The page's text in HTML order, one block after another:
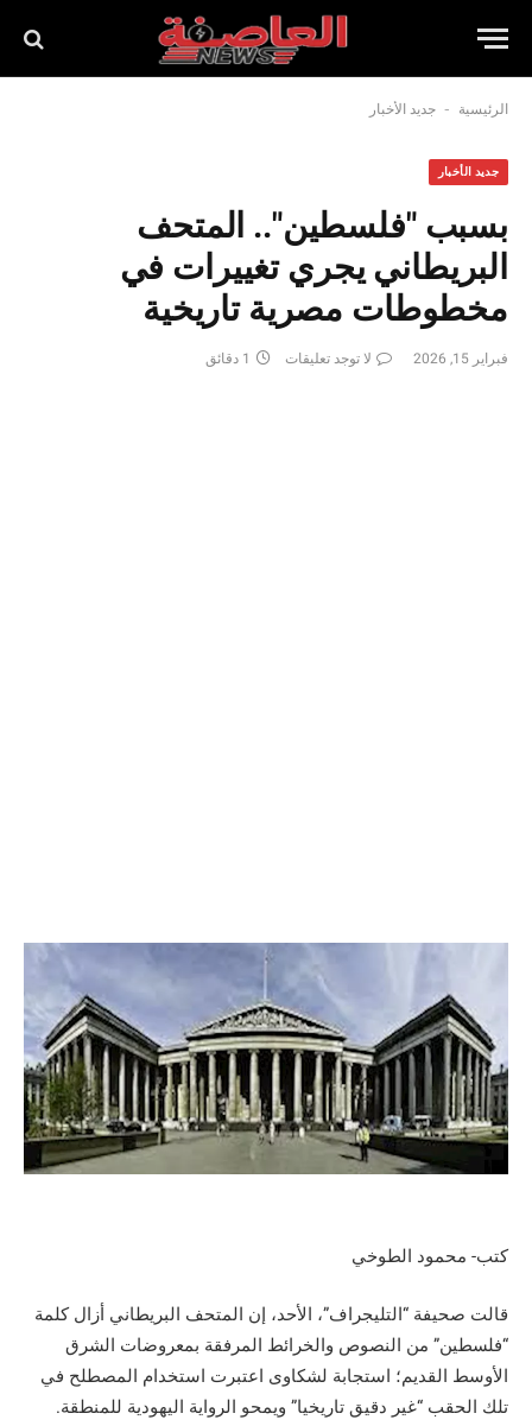
الرئيسية - جديد الأخبار
جديد الأخبار
بسبب "فلسطين".. المتحف
البريطاني يجري تغييرات في
مخطوطات مصرية تاريخية
فبراير 15, 2026 لا توجد تعليقات 1 دقائق
كتب- محمود الطوخي
قالت صحيفة “التليجراف”، الأحد، إن المتحف البريطاني أزال كلمة
“فلسطين” من النصوص والخرائط المرفقة بمعروضات الشرق
الأوسط القديم؛ استجابة لشكاوى اعتبرت استخدام المصطلح في
تلك الحقب “غير دقيق تاريخيا” ويمحو الرواية اليهودية للمنطقة.